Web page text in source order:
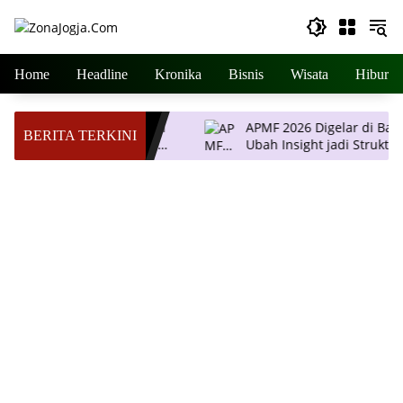
Home Headline Kronika Bisnis Wisata Hiburan
BERITA TERKINI
Pertemuan Ilmiah
Yogyakarta, Hadirkan
Terkini
APMF 2026 Digelar di Bali,
Ubah Insight jadi Struktur
Pengambilan Keputusan